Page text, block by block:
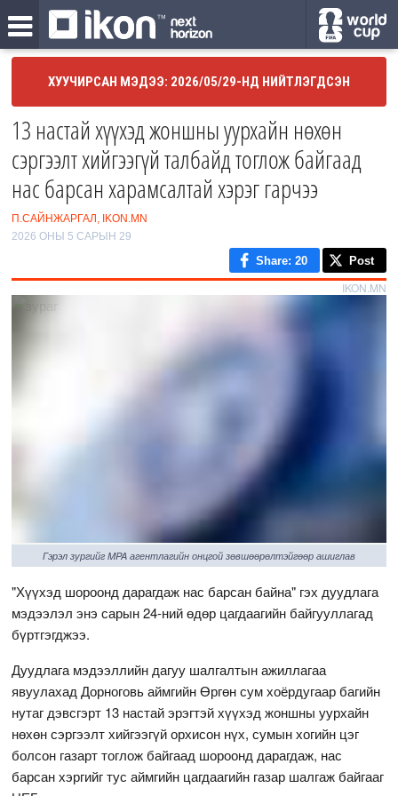
ХУУЧИРСАН МЭДЭЭ: 2026/05/29-НД НИЙТЛЭГДСЭН
13 настай хүүхэд жоншны уурхайн нөхөн
сэргээлт хийгээгүй талбайд тоглож байгаад
нас барсан харамсалтай хэрэг гарчээ
П.САЙНЖАРГАЛ, IKON.MN
2026 ОНЫ 5 САРЫН 29
Share: 20 Post
IKON.MN
Гэрэл зургийг MPA агентлагийн онцгой зөвшөөрөлтэйгөөр ашиглав
"Хүүхэд шороонд дарагдаж нас барсан байна" гэх дуудлага
мэдээлэл энэ сарын 24-ний өдөр цагдаагийн байгууллагад
бүртгэгджээ.
Дуудлага мэдээллийн дагуу шалгалтын ажиллагаа
явуулахад Дорноговь аймгийн Өргөн сум хоёрдугаар багийн
нутаг дэвсгэрт 13 настай эрэгтэй хүүхэд жоншны уурхайн
нөхөн сэргээлт хийгээгүй орхисон нүх, сумын хогийн цэг
болсон газарт тоглож байгаад шороонд дарагдаж, нас
барсан хэргийг тус аймгийн цагдаагийн газар шалгаж байгааг